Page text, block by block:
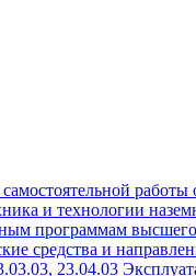
и технологии
программам
средства и
23.04.03